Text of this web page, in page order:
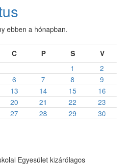
ebben a hónapban.
C P S
V
1
2
6 7 8
9
13 14 15
16
20 21 22
23
27 28 29
30
Egyesület kizárólagos